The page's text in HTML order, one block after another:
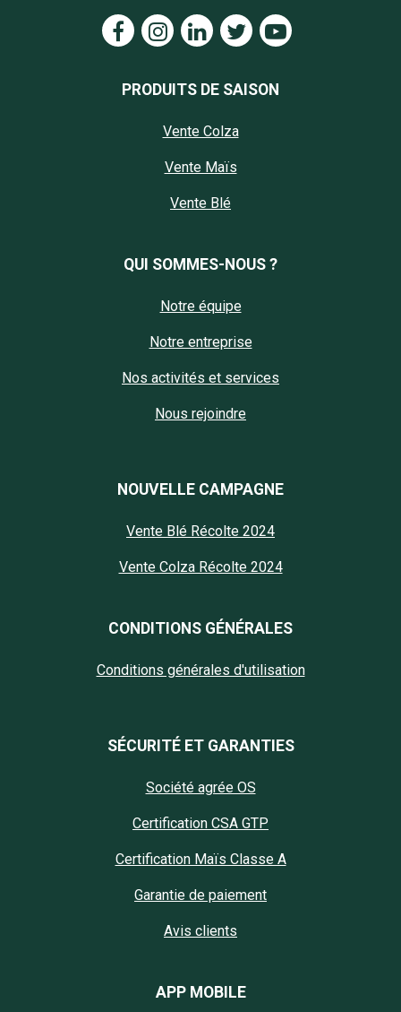
PRODUITS DE SAISON
Vente Colza
Vente Maïs
Vente Blé
QUI SOMMES-NOUS ?
Notre équipe
Notre entreprise
Nos activités et services
Nous rejoindre
NOUVELLE CAMPAGNE
Vente Blé Récolte 2024
Vente Colza Récolte 2024
CONDITIONS GÉNÉRALES
Conditions générales d'utilisation
SÉCURITÉ ET GARANTIES
Société agrée OS
Certification CSA GTP
Certification Maïs Classe A
Garantie de paiement
Avis clients
APP MOBILE